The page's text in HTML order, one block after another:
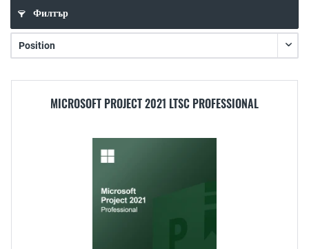
Филтър
MICROSOFT PROJECT 2021 LTSC PROFESSIONAL